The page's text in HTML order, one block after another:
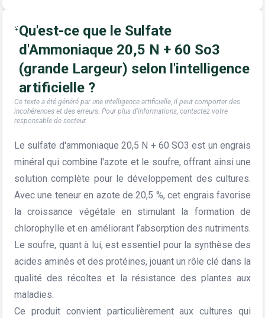
Qu'est-ce que le Sulfate
d'Ammoniaque 20,5 N + 60 So3
(grande Largeur) selon l'intelligence
artificielle ?
Ce texte a été généré par une intelligence artificielle, il peut comporter des
incohérences et des erreurs. Pour plus d'informations, contactez votre
responsable de secteur.
Le sulfate d'ammoniaque 20,5 N + 60 SO3 est un engrais
minéral qui combine l'azote et le soufre, offrant ainsi une
solution complète pour le développement des cultures.
Avec une teneur en azote de 20,5 %, cet engrais favorise
la croissance végétale en stimulant la formation de
chlorophylle et en améliorant l’absorption des nutriments.
Le soufre, quant à lui, est essentiel pour la synthèse des
acides aminés et des protéines, jouant un rôle clé dans la
qualité des récoltes et la résistance des plantes aux
maladies.
Ce produit convient particulièrement aux cultures qui